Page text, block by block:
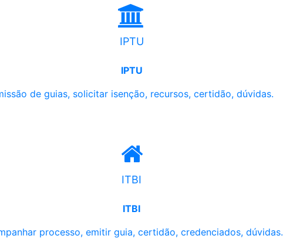
IPTU
IPTU
de guias, solicitar isenção, recursos, certidão, dúvidas.
ITBI
ITBI
processo, emitir guia, certidão, credenciados, dúvidas.